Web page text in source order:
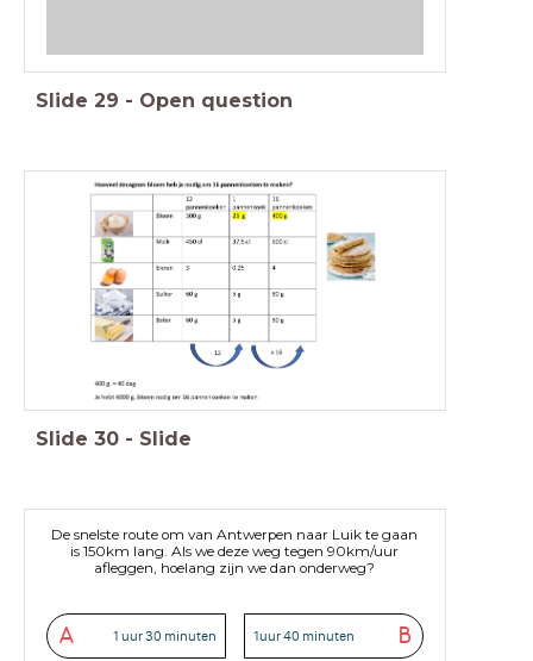
Slide 29 - Open question
Slide 30 - Slide
De snelste route om van Antwerpen naar Luik te gaan
is 150km lang. Als we deze weg tegen 90km/uur
afleggen, hoelang zijn we dan onderweg?
A 1 uur 30 minuten B
1uur 40 minuten